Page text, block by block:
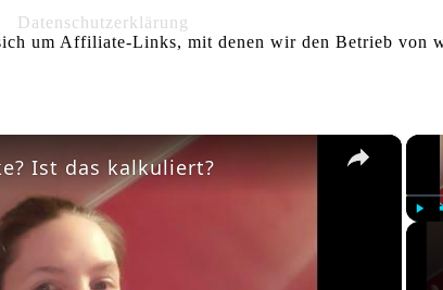
Datenschutzerklärung
um Affiliate-Links, mit denen wir den Betrieb von
×
Ist das kalkuliert?